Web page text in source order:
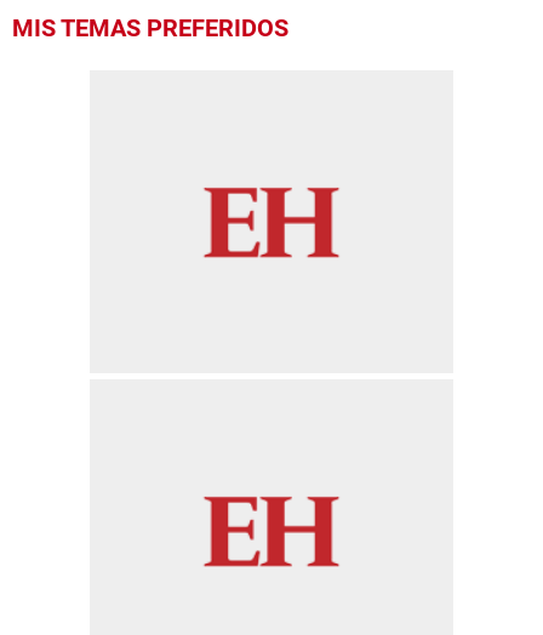
MIS TEMAS PREFERIDOS